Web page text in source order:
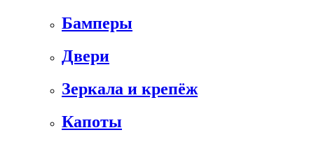
Бамперы
Двери
Зеркала и крепёж
Капоты